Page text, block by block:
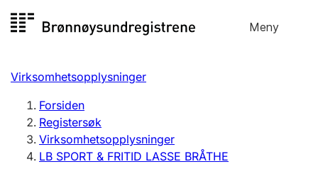
til
Meny
Registersøk
Aksjeselskap
Enkeltpersonforetak
Registrere, endre, slette
Virksomhetsopplysninger
Forsiden
Registersøk
Virksomhetsopplysninger
LB SPORT & FRITID LASSE BRÅTHE